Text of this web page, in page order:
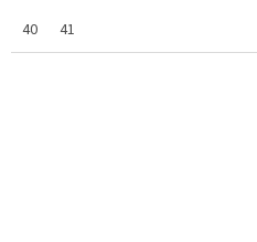
si z široké nabídky různých...
40 41